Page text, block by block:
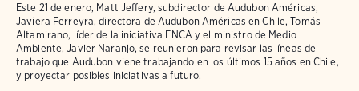
Este 21 de enero, Matt Jeffery, subdirector de Audubon Américas,
Javiera Ferreyra, directora de Audubon Américas en Chile, Tomás
Altamirano, líder de la iniciativa ENCA y el ministro de Medio
Ambiente, Javier Naranjo, se reunieron para revisar las líneas de
trabajo que Audubon viene trabajando en los últimos 15 años en Chile,
y proyectar posibles iniciativas a futuro.